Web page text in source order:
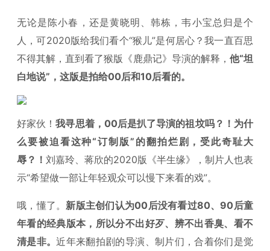
无论是陈小春，还是黄晓明、韩栋，韦小宝总归是个
人，可2020版给我们看个“猴儿”是何居心？我一直百思
不得其解，直到看了猴版《鹿鼎记》导演的解释， 他“坦
白地说”，这版是拍给00后和10后看的。
好家伙！我寻思着，00后是扒了导演的祖坟吗？！为什
么要被迫看这种“订制版”的翻拍烂剧，受此奇耻大
辱？！ 刘嘉玲、蒋欣的2020版《半生缘》，制片人也表
示“希望做一部让年轻观众可以慢下来看的戏”。
哦，懂了。新版主创们认为00后没有看过80、90后童
年看的经典版本，所以分不出好歹、辨不出香臭、看不
清是非。近年来翻拍剧的导演、制片们，合着你们是觉